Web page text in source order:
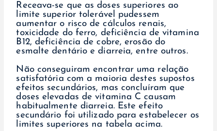
Receava-se que as doses superiores ao
limite superior tolerável pudessem
aumentar o risco de cálculos renais,
toxicidade do ferro, deficiência de vitamina
B12, deficiência de cobre, erosão do
esmalte dentário e diarreia, entre outros.
Não conseguiram encontrar uma relação
satisfatória com a maioria destes supostos
efeitos secundários, mas concluíram que
doses elevadas de vitamina C causam
habitualmente diarreia. Este efeito
secundário foi utilizado para estabelecer os
limites superiores na tabela acima.